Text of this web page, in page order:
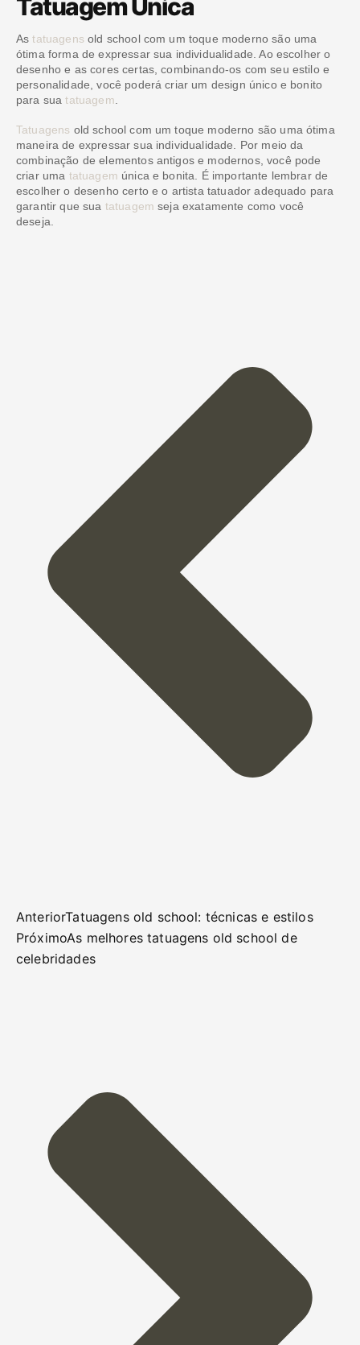
Tatuagem Única
Astatuagens old school com um toque moderno são uma
ótima forma de expressar sua individualidade. Ao escolher o
desenho e as cores certas, combinando-os com seu estilo e
personalidade, você poderá criar um design único e bonito
para suatatuagem
Tatuagens old school com um toque moderno são uma ótima
maneira de expressar sua individualidade. Por meio da
combinação de elementos antigos e modernos, você pode
criar uma tatuagem única e bonita. É importante lembrar de
escolher o desenho certo e o artista tatuador adequado para
garantir que sua tatuagem seja exatamente como você
deseja.
AnteriorTatuagens old school: técnicas e estilos
PróximoAs melhores tatuagens old school de
celebridades